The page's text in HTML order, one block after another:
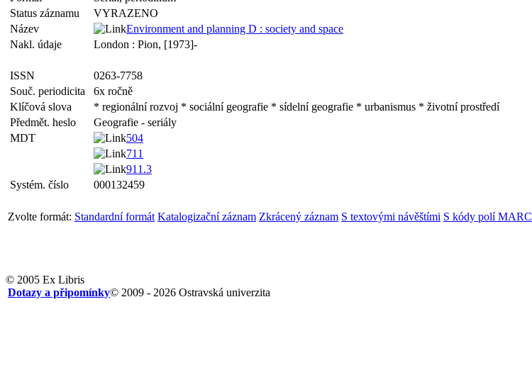
Status záznamu
VYRAZENO
Název
Environment and planning D : society and space
Nakl. údaje
London : Pion, [1973]-
ISSN
0263-7758
Souč. periodicita
6x ročně
Klíčová slova
* regionální rozvoj * sociální geografie * sídelní geografie * urbanismus * životní prostředí
Předmět. heslo
Geografie - seriály
MDT
504
711
911.3
Systém. číslo
000132459
Zvolte formát: Standardní formát Katalogizační záznam Zkrácený záznam S textovými návěštími S kódy polí MARC
© 2005 Ex Libris
© 2009 - 2026 Ostravská univerzita
Dotazy a připomínky